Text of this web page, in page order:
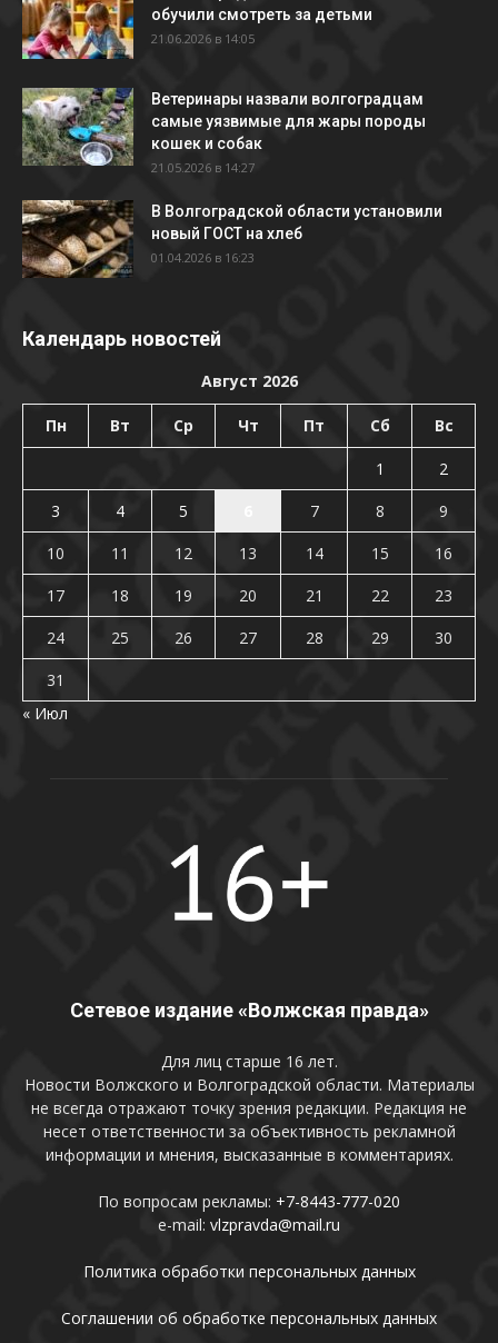
обучили смотреть за детьми
21.06.2026 в 14:05
Ветеринары назвали волгоградцам
самые уязвимые для жары породы
кошек и собак
21.05.2026 в 14:27
В Волгоградской области установили
новый ГОСТ на хлеб
01.04.2026 в 16:23
Календарь новостей
Август 2026
Пн Вт Ср Чт Пт Сб Вс
1
2
3
4 5 7 8
9
10
11 12 13 14 15
16
17
18 19 20 21 22
23
24
25 26 27 28 29
30
31
« Июл
Сетевое издание «Волжская правда»
Для лиц старше 16 лет.
Новости Волжского и Волгоградской области. Материалы
не всегда отражают точку зрения редакции. Редакция не
несет ответственности за объективность рекламной
информации и мнения, высказанные в комментариях.
По вопросам рекламы: +7-8443-777-020
e-mail: vlzpravda@mail.ru
Политика обработки персональных данных
Соглашении об обработке персональных данных